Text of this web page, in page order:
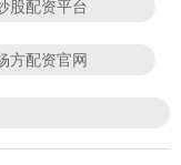
股配资平台
方配资官网